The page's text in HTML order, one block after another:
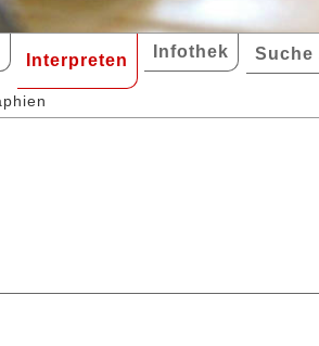
Interpreten Infothek Suche